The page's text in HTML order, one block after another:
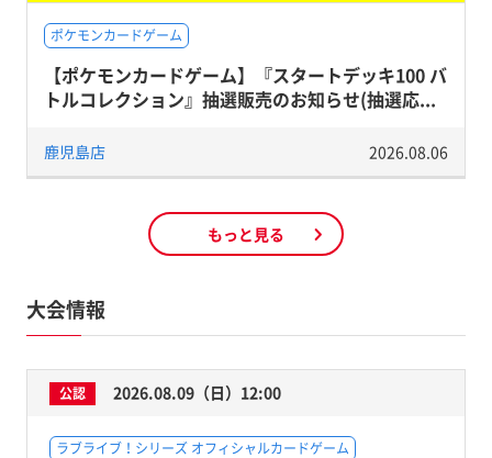
ポケモンカードゲーム
【ポケモンカードゲーム】『スタートデッキ100 バ
トルコレクション』抽選販売のお知らせ(抽選応...
鹿児島店 2026.08.06
もっと見る
大会情報
公認 2026.08.09（日）12:00
ラブライブ！シリーズ オフィシャルカードゲーム